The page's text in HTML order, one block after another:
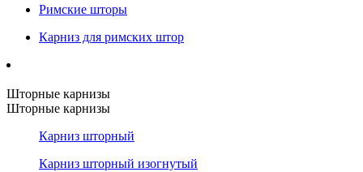
Римские шторы
Карниз для римских штор
Шторные карнизы
Шторные карнизы
Карниз шторный
Карниз шторный изогнутый